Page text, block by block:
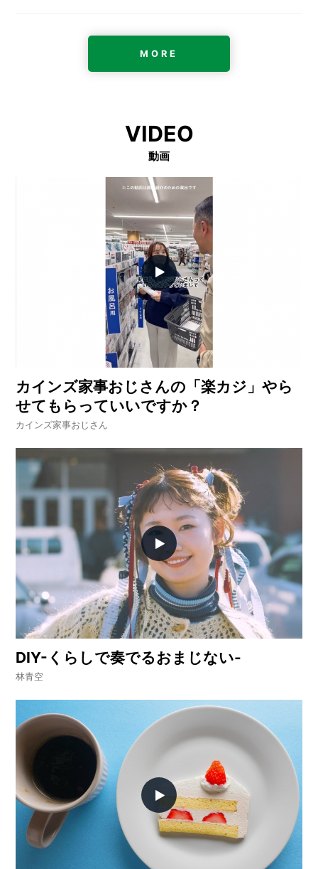
MORE
VIDEO
動画
カインズ家事おじさんの「楽カジ」やら
せてもらっていいですか？
カインズ家事おじさん
DIY-くらしで奏でるおまじない-
林青空